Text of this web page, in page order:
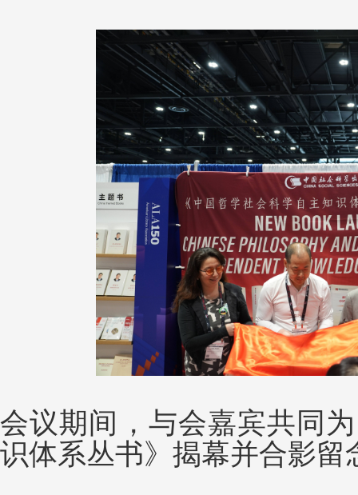
会议期间，与会嘉宾共同
识体系丛书》揭幕并合影留